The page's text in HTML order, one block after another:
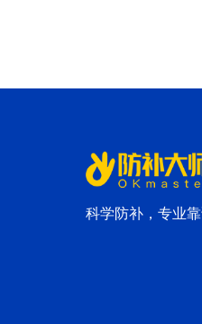
科学防补，专业靠